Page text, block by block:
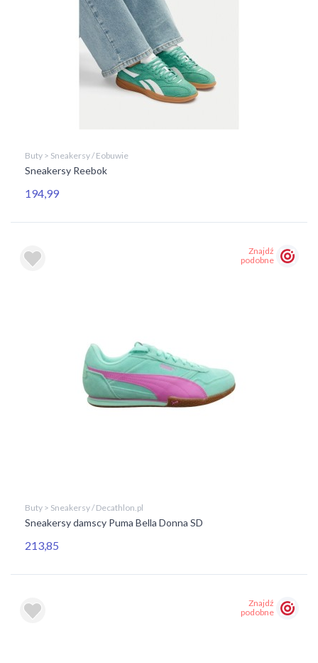
Buty > Sneakersy / Eobuwie
Sneakersy Reebok
194,99
Znajdź
podobne
Buty > Sneakersy / Decathlon.pl
Sneakersy damscy Puma Bella Donna SD
213,85
Znajdź
podobne